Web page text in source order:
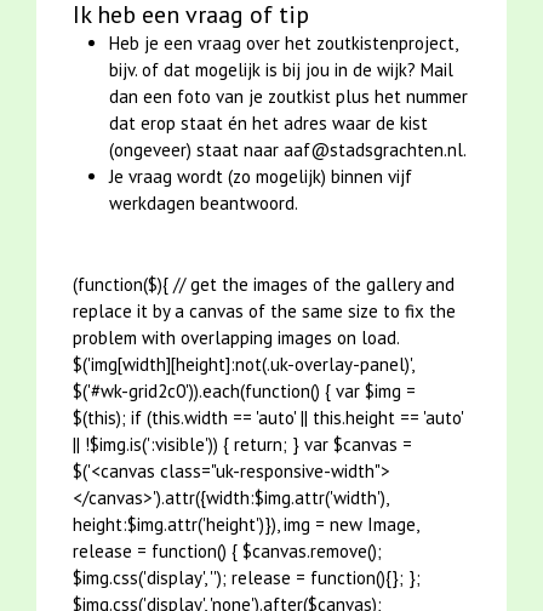
Ik heb een vraag of tip
Heb je een vraag over het zoutkistenproject,
bijv. of dat mogelijk is bij jou in de wijk? Mail
dan een foto van je zoutkist plus het nummer
dat erop staat én het adres waar de kist
(ongeveer) staat naar aaf@stadsgrachten.nl.
Je vraag wordt (zo mogelijk) binnen vijf
werkdagen beantwoord.